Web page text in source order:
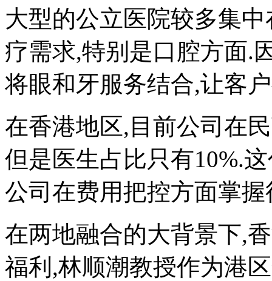
大型的公立医院较多集
疗需求,特别是口腔方面.
将眼和牙服务结合,让客
在香港地区,目前公司在
但是医生占比只有10%.
公司在费用把控方面掌握
在两地融合的大背景下,
福利,林顺潮教授作为港